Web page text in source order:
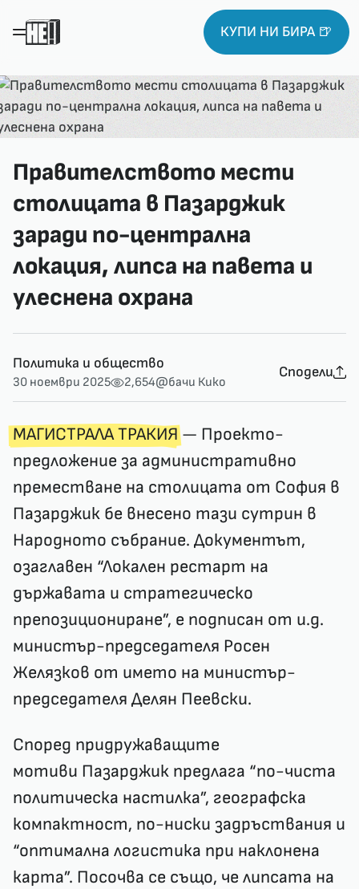
КУПИ НИ БИРА 🍺
Правителството мести
столицата в Пазарджик
заради по-централна
локация, липса на павета и
улеснена охрана
Политика и общество
30 ноември 2025 2,654@бачи Кико
Сподели
МАГИСТРАЛА ТРАКИЯ— Проекто-
предложение за административно
преместване на столицата от София в
Пазарджик бе внесено тази сутрин в
Народното събрание. Документът,
озаглавен “Локален рестарт на
държавата и стратегическо
препозициониране”, е подписан от и.д.
министър-председателя Росен
Желязков от името на министър-
председателя Делян Пеевски.
Според придружаващите
мотиви Пазарджик предлага “по-чиста
политическа настилка”, географска
компактност, по-ниски задръствания и
“оптимална логистика при наклонена
карта”. Посочва се също, че липсата на